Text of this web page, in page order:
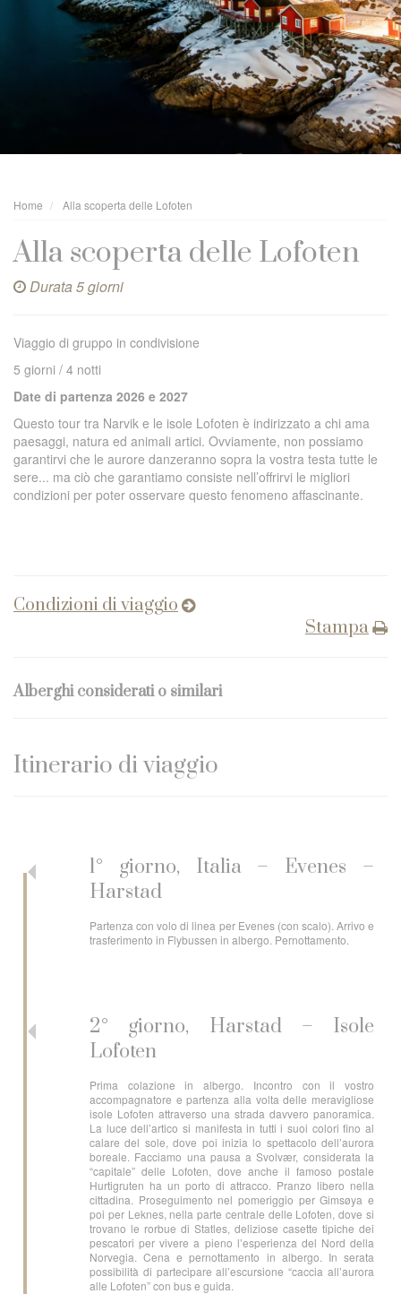
Home Alla scoperta delle Lofoten
Alla scoperta delle Lofoten
Durata 5 giorni
Viaggio di gruppo in condivisione
5 giorni / 4 notti
Date di partenza 2026 e 2027
Questo tour tra Narvik e le isole Lofoten è indirizzato a chi ama
paesaggi, natura ed animali artici. Ovviamente, non possiamo
garantirvi che le aurore danzeranno sopra la vostra testa tutte le
sere... ma ciò che garantiamo consiste nell’offrirvi le migliori
condizioni per poter osservare questo fenomeno affascinante.
Condizioni di viaggio
Stampa
Alberghi considerati o similari
Itinerario di viaggio
1° giorno, Italia – Evenes –
Harstad
Partenza con volo di linea per Evenes (con scalo). Arrivo e
trasferimento in Flybussen in albergo. Pernottamento.
2° giorno, Harstad – Isole
Lofoten
Prima colazione in albergo. Incontro con il vostro
accompagnatore e partenza alla volta delle meravigliose
isole Lofoten attraverso una strada davvero panoramica.
La luce dell’artico si manifesta in tutti i suoi colori fino al
calare del sole, dove poi inizia lo spettacolo dell’aurora
boreale. Facciamo una pausa a Svolvær, considerata la
“capitale” delle Lofoten, dove anche il famoso postale
Hurtigruten ha un porto di attracco. Pranzo libero nella
cittadina. Proseguimento nel pomeriggio per Gimsøya e
poi per Leknes, nella parte centrale delle Lofoten, dove si
trovano le rorbue di Statles, deliziose casette tipiche dei
pescatori per vivere a pieno l’esperienza del Nord della
Norvegia. Cena e pernottamento in albergo. In serata
possibilità di partecipare all’escursione “caccia all’aurora
alle Lofoten” con bus e guida.